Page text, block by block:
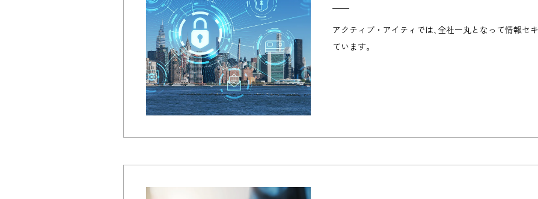
アクティブ・アイティでは､全社一丸となって情報セ
ています。